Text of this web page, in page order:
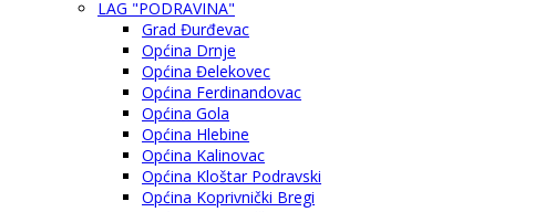
LAG "PODRAVINA"
Grad Đurđevac
Općina Drnje
Općina Đelekovec
Općina Ferdinandovac
Općina Gola
Općina Hlebine
Općina Kalinovac
Općina Kloštar Podravski
Općina Koprivnički Bregi